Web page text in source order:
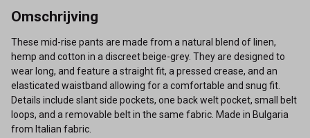
Omschrijving
These mid-rise pants are made from a natural blend of linen,
hemp and cotton in a discreet beige-grey. They are designed to
wear long, and feature a straight fit, a pressed crease, and an
elasticated waistband allowing for a comfortable and snug fit.
Details include slant side pockets, one back welt pocket, small belt
loops, and a removable belt in the same fabric. Made in Bulgaria
from Italian fabric.